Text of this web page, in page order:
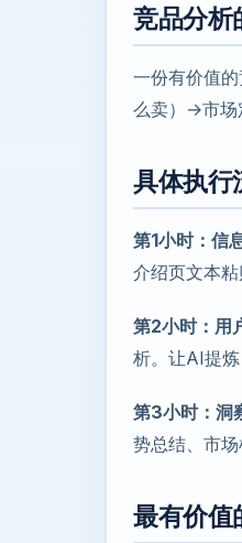
竞品分析
一份有价值
么卖）→市场
具体执行
第1小时：信
介绍页文本
第2小时：用
析。让AI提
第3小时：洞
势总结、市场
最有价值